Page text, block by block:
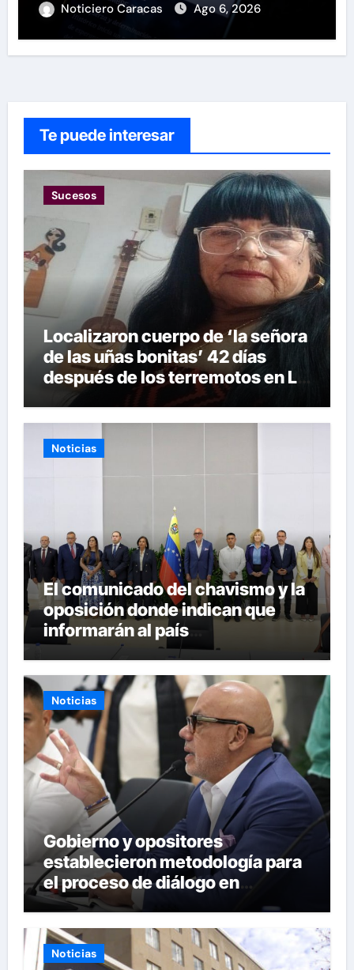
Noticiero Caracas Ago 6, 2026
Te puede interesar
Sucesos
Localizaron cuerpo de ‘la señora
de las uñas bonitas’ 42 días
después de los terremotos en La
Guaira
Noticias
El comunicado del chavismo y la
oposición donde indican que
informarán al país
oportunamente sobre los
avances alcanzado
Noticias
Gobierno y opositores
establecieron metodología para
el proceso de diálogo en
Venezuela
Noticias